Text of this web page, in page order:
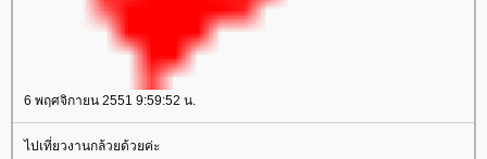
6 พฤศจิกายน 2551 9:59:52 น.
ไปเที่ยวงานกล้วยด้วยค่ะ